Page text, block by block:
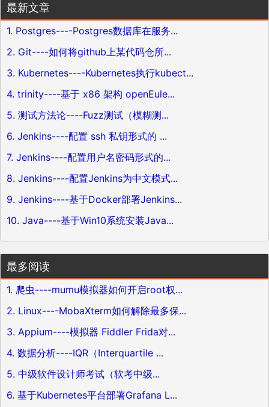
最新文章
1. Postgres----Postgres数据库在服务...
2. Git----如何将github上某代码仓所...
3. Kubernetes----Kubernetes执行kubect...
4. trinity----基于 x86 架构 openEule...
5. 测试方法论----Fuzz测试（模糊测...
6. Jenkins----配置 ssh 私钥形式的 ...
7. Jenkins----配置用户名密码形式的...
8. Jenkins----配置Jenkins为中文模式...
9. Jenkins----基于Docker部署Jenkins...
10. Java----基于Win10系统安装Java...
最多阅读
1. 爬虫----mumu模拟器如何开启root权...
2. Linux----MobaXterm如何解除最多保...
3. Appium----模拟器 Fiddler Frida对...
4. 数据分析----IQR（Interquartile ...
5. 中级软件设计师考试（软考中级...
6. 基于Kubernetes平台部署Grafana L...